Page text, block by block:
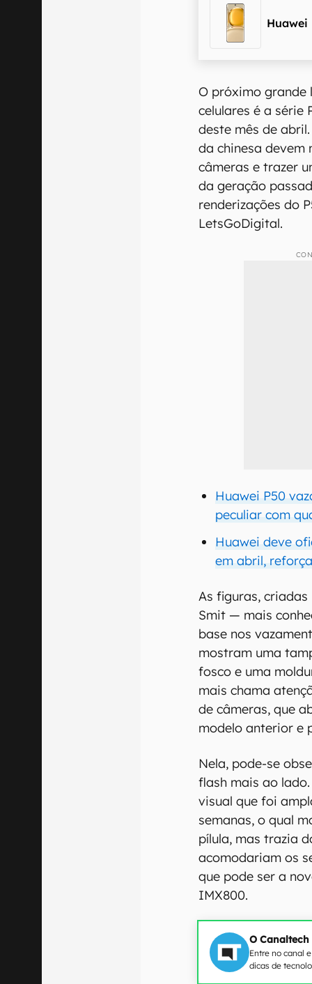
Huawei
O próximo grande
celulares é a série
deste mês de
da chinesa devem
câmeras e trazer
da geração
renderizações do
LetsGoDigital.
Huawei P50
peculiar com
Huawei deve
em abril,
As figuras,
Smit — mais
base nos
mostram uma
fosco e uma
mais chama
de câmeras, que
modelo anterior e
Nela, pode-se
flash mais ao
visual que foi
semanas, o qual
pílula, mas trazia
acomodariam os
que pode ser a
IMX800.
O
Entre no canal
dicas de